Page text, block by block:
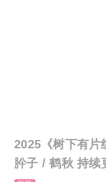
2025《树下有片
肸子 / 鹤秋 持续